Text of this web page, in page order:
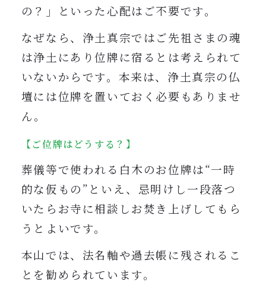
の？」といった心配はご不要です。
なぜなら、浄土真宗ではご先祖さまの魂
は浄土にあり位牌に宿るとは考えられて
いないからです。本来は、浄土真宗の仏
壇には位牌を置いておく必要もありませ
ん。
【ご位牌はどうする？】
葬儀等で使われる白木のお位牌は“一時
的な仮もの”といえ、忌明けし一段落つ
いたらお寺に相談しお焚き上げしてもら
うとよいです。
本山では、法名軸や過去帳に残されるこ
とを勧められています。